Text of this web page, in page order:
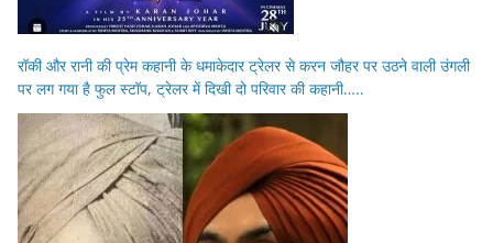
रॉकी और रानी की प्रेम कहानी के धमाकेदार ट्रेलर से करन जौहर पर उठने वाली उंगली
पर लग गया है फुल स्टॉप, ट्रेलर में दिखी दो परिवार की कहानी…..